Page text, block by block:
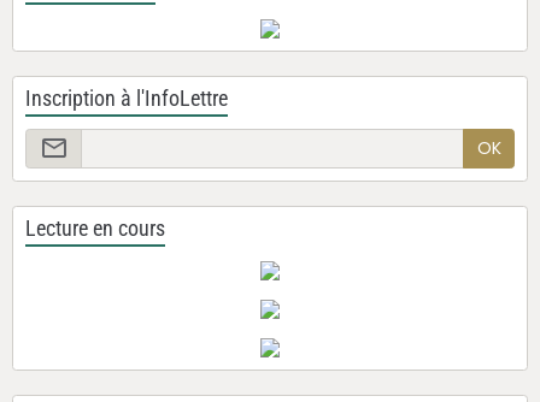
Inscription à l'InfoLettre
OK
Lecture en cours